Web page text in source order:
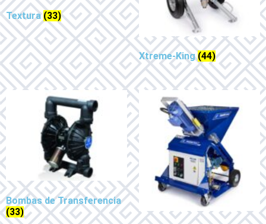
Textura(33)
Xtreme-King(44)
Bombas de Transferencia
(33)